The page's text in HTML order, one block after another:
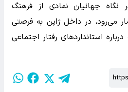
نگاه جهانیان نمادی از فرهنگ
می‌رود، در داخل ژاپن به فرصتی
استانداردهای رفتار اجتماعی